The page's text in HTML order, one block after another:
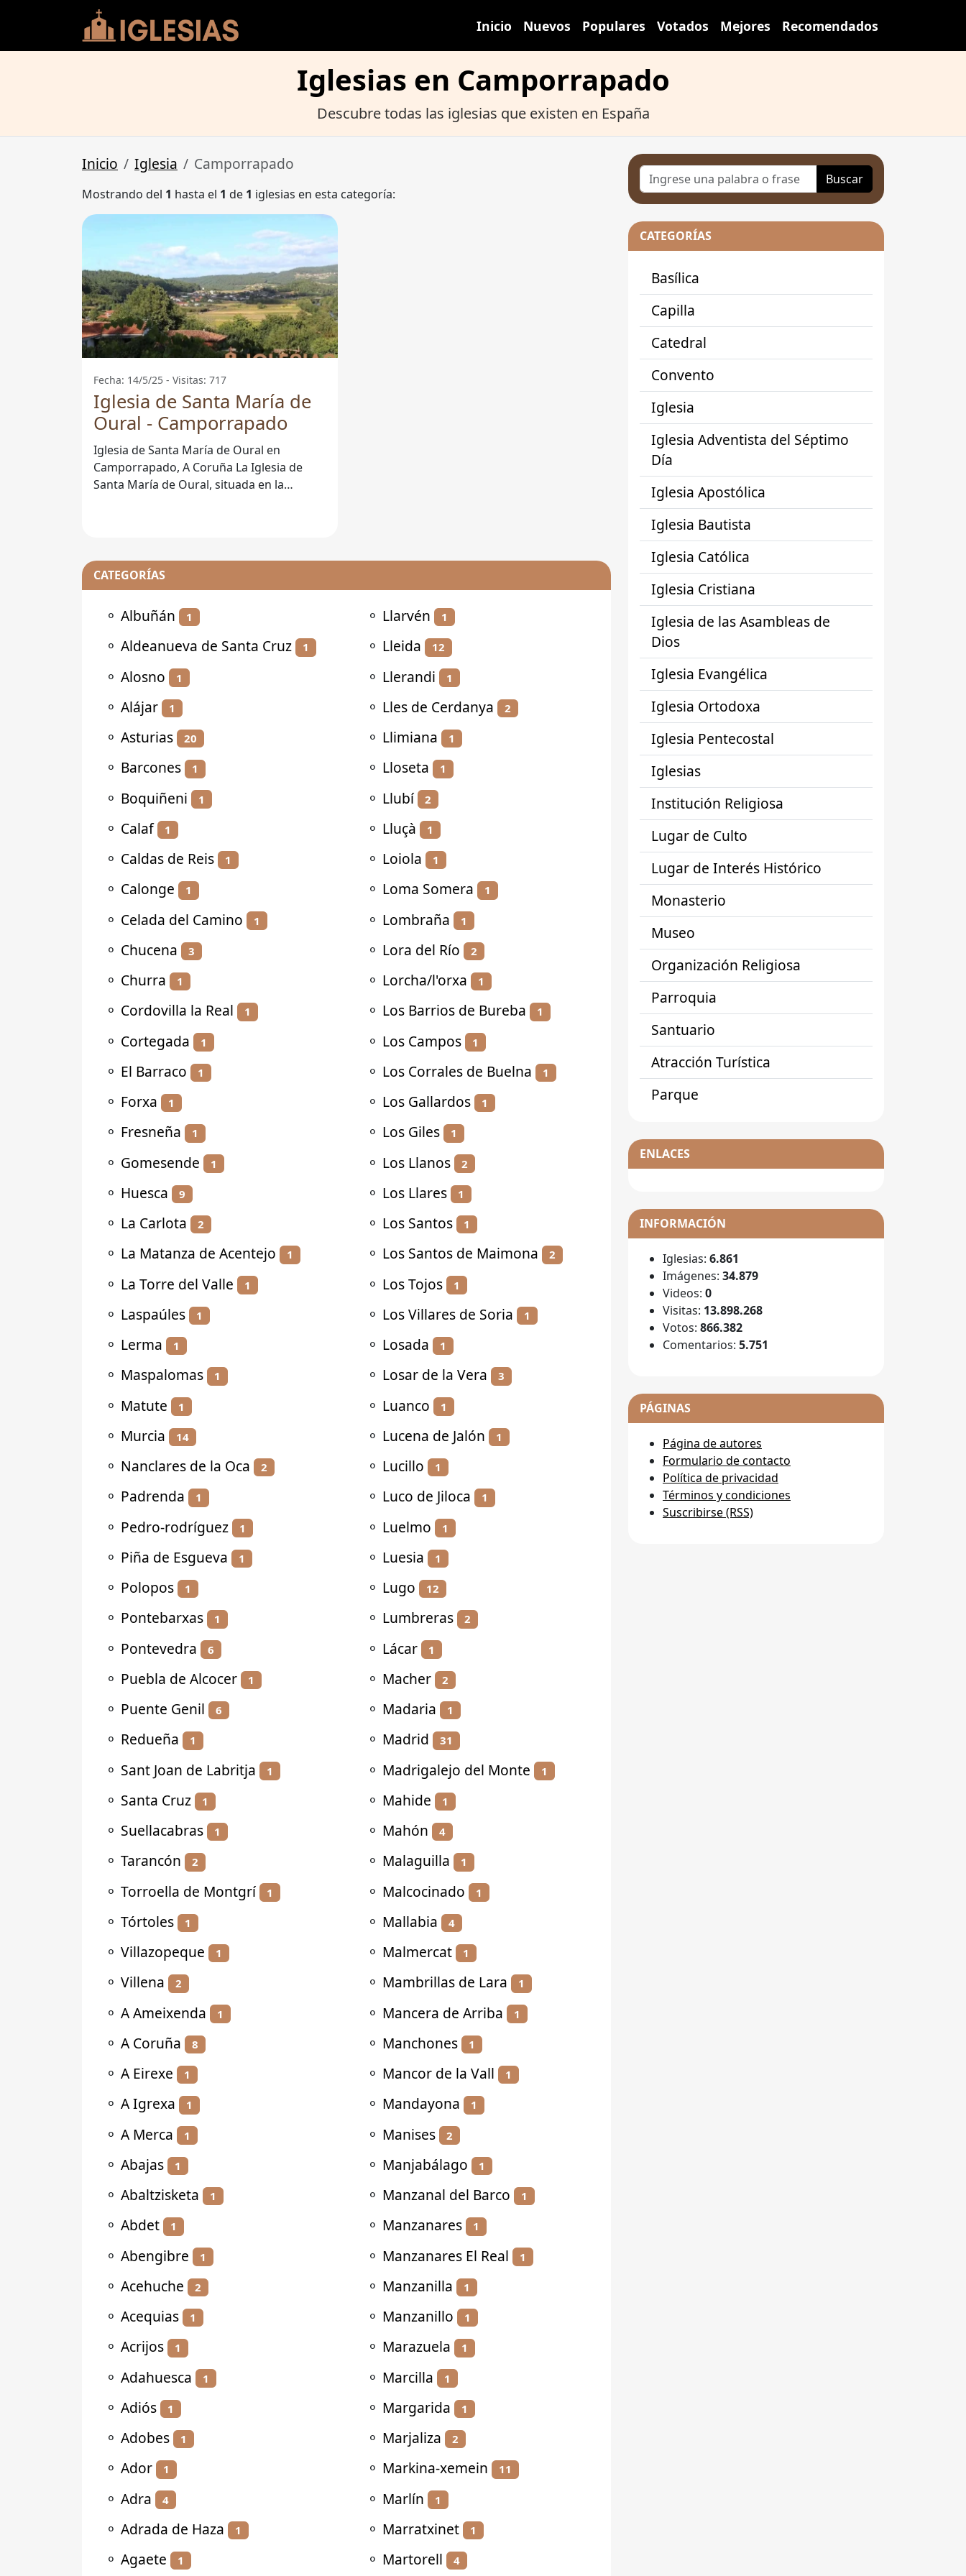
Inicio Nuevos Populares Votados Mejores Recomendados
Iglesias en Camporrapado
Descubre todas las iglesias que existen en España
Inicio Iglesia Camporrapado
Mostrando del 1 hasta el 1 de 1 iglesias en esta categoría:
Fecha: 14/5/25 - Visitas: 717
Iglesia de Santa María de
Oural - Camporrapado
Iglesia de Santa María de Oural en
Camporrapado, A Coruña La Iglesia de
Santa María de Oural, situada en la
CATEGORÍAS
⚬ Albuñán 1
⚬ Aldeanueva de Santa Cruz 1
⚬ Alosno 1
⚬ Alájar 1
⚬ Asturias 20
⚬ Barcones 1
⚬ Boquiñeni 1
⚬ Calaf 1
⚬ Caldas de Reis 1
⚬ Calonge 1
⚬ Celada del Camino 1
⚬ Chucena 3
⚬ Churra 1
⚬ Cordovilla la Real 1
⚬ Cortegada 1
⚬ El Barraco 1
⚬ Forxa 1
⚬ Fresneña 1
⚬ Gomesende 1
⚬ Huesca 9
⚬ La Carlota 2
⚬ La Matanza de Acentejo 1
⚬ La Torre del Valle 1
⚬ Laspaúles 1
⚬ Lerma 1
⚬ Maspalomas 1
⚬ Matute 1
⚬ Murcia 14
⚬ Nanclares de la Oca 2
⚬ Padrenda 1
⚬ Pedro-rodríguez 1
⚬ Piña de Esgueva 1
⚬ Polopos 1
⚬ Pontebarxas 1
⚬ Pontevedra 6
⚬ Puebla de Alcocer 1
⚬ Puente Genil 6
⚬ Redueña 1
⚬ Sant Joan de Labritja 1
⚬ Santa Cruz 1
⚬ Suellacabras 1
⚬ Tarancón 2
⚬ Torroella de Montgrí 1
⚬ Tórtoles 1
⚬ Villazopeque 1
⚬ Villena 2
⚬ A Ameixenda 1
⚬ A Coruña 8
⚬ A Eirexe 1
⚬ A Igrexa 1
⚬ A Merca 1
⚬ Abajas 1
⚬ Abaltzisketa 1
⚬ Abdet 1
⚬ Abengibre 1
⚬ Acehuche 2
⚬ Acequias 1
⚬ Acrijos 1
⚬ Adahuesca 1
⚬ Adiós 1
⚬ Adobes 1
⚬ Ador 1
⚬ Adra 4
⚬ Adrada de Haza 1
⚬ Agaete 1
⚬ Llarvén 1
⚬ Lleida 12
⚬ Llerandi 1
⚬ Lles de Cerdanya 2
⚬ Llimiana 1
⚬ Lloseta 1
⚬ Llubí 2
⚬ Lluçà 1
⚬ Loiola 1
⚬ Loma Somera 1
⚬ Lombraña 1
⚬ Lora del Río 2
⚬ Lorcha/l'orxa 1
⚬ Los Barrios de Bureba 1
⚬ Los Campos 1
⚬ Los Corrales de Buelna 1
⚬ Los Gallardos 1
⚬ Los Giles 1
⚬ Los Llanos 2
⚬ Los Llares 1
⚬ Los Santos 1
⚬ Los Santos de Maimona 2
⚬ Los Tojos 1
⚬ Los Villares de Soria 1
⚬ Losada 1
⚬ Losar de la Vera 3
⚬ Luanco 1
⚬ Lucena de Jalón 1
⚬ Lucillo 1
⚬ Luco de Jiloca 1
⚬ Luelmo 1
⚬ Luesia 1
⚬ Lugo 12
⚬ Lumbreras 2
⚬ Lácar 1
⚬ Macher 2
⚬ Madaria 1
⚬ Madrid 31
⚬ Madrigalejo del Monte 1
⚬ Mahide 1
⚬ Mahón 4
⚬ Malaguilla 1
⚬ Malcocinado 1
⚬ Mallabia 4
⚬ Malmercat 1
⚬ Mambrillas de Lara 1
⚬ Mancera de Arriba 1
⚬ Manchones 1
⚬ Mancor de la Vall 1
⚬ Mandayona 1
⚬ Manises 2
⚬ Manjabálago 1
⚬ Manzanal del Barco 1
⚬ Manzanares 1
⚬ Manzanares El Real 1
⚬ Manzanilla 1
⚬ Manzanillo 1
⚬ Marazuela 1
⚬ Marcilla 1
⚬ Margarida 1
⚬ Marjaliza 2
⚬ Markina-xemein 11
⚬ Marlín 1
⚬ Marratxinet 1
⚬ Martorell 4
Buscar
CATEGORÍAS
Basílica
Capilla
Catedral
Convento
Iglesia
Iglesia Adventista del Séptimo
Día
Iglesia Apostólica
Iglesia Bautista
Iglesia Católica
Iglesia Cristiana
Iglesia de las Asambleas de
Dios
Iglesia Evangélica
Iglesia Ortodoxa
Iglesia Pentecostal
Iglesias
Institución Religiosa
Lugar de Culto
Lugar de Interés Histórico
Monasterio
Museo
Organización Religiosa
Parroquia
Santuario
Atracción Turística
Parque
ENLACES
INFORMACIÓN
Iglesias: 6.861
Imágenes: 34.879
Videos: 0
Visitas: 13.898.268
Votos: 866.382
Comentarios: 5.751
PÁGINAS
Página de autores
Formulario de contacto
Política de privacidad
Términos y condiciones
Suscribirse (RSS)